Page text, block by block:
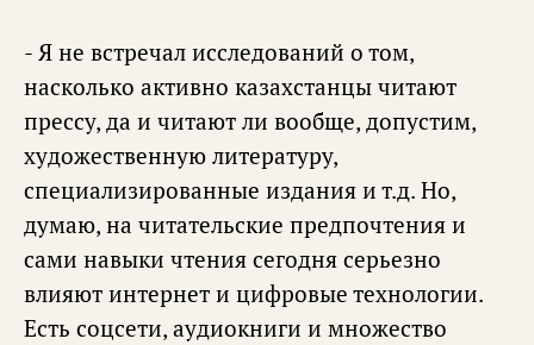
- Я не встречал исследований о том,
насколько активно казахстанцы читают
прессу, да и читают ли вообще, допустим,
художественную литературу,
специализированные издания и т.д. Но,
думаю, на читательские предпочтения и
сами навыки чтения сегодня серьезно
влияют интернет и цифровые технологии.
Есть соцсети, аудиокниги и множество